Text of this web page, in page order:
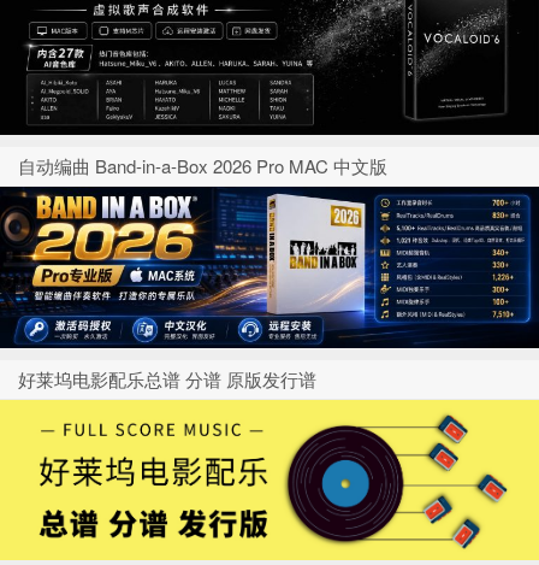
自动编曲 Band-in-a-Box 2026 Pro MAC 中文版
好莱坞电影配乐总谱 分谱 原版发行谱